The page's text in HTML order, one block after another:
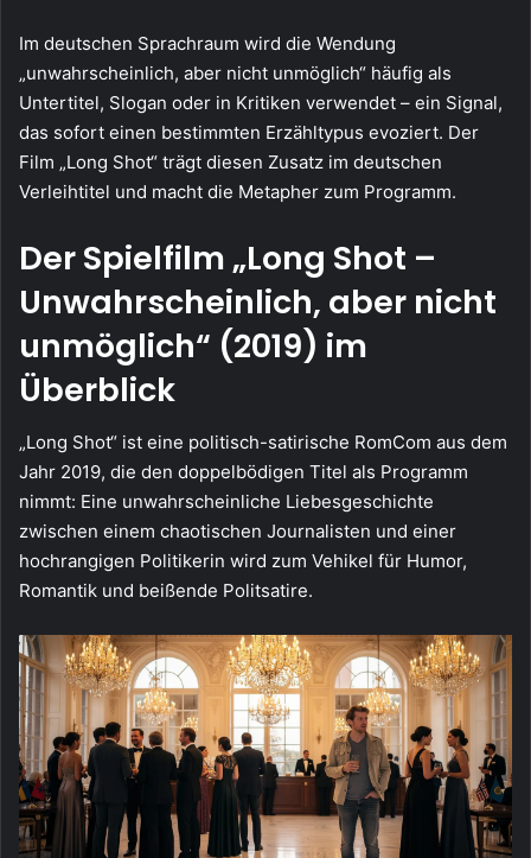
Im deutschen Sprachraum wird die Wendung
„unwahrscheinlich, aber nicht unmöglich“ häufig als
Untertitel, Slogan oder in Kritiken verwendet – ein Signal,
das sofort einen bestimmten Erzähltypus evoziert. Der
Film „Long Shot“ trägt diesen Zusatz im deutschen
Verleihtitel und macht die Metapher zum Programm.
Der Spielfilm „Long Shot –
Unwahrscheinlich, aber nicht
unmöglich“ (2019) im
Überblick
„Long Shot“ ist eine politisch-satirische RomCom aus dem
Jahr 2019, die den doppelbödigen Titel als Programm
nimmt: Eine unwahrscheinliche Liebesgeschichte
zwischen einem chaotischen Journalisten und einer
hochrangigen Politikerin wird zum Vehikel für Humor,
Romantik und beißende Politsatire.